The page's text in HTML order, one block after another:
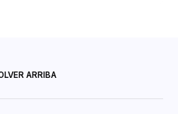
ARRIBA